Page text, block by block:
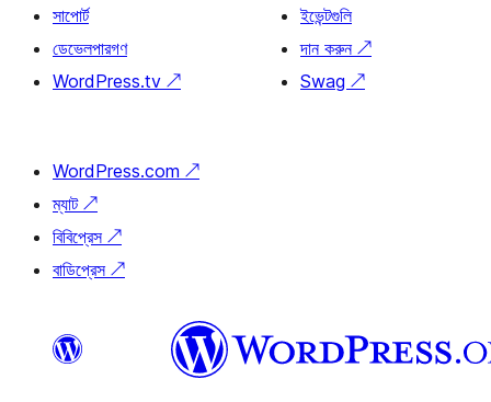
সাপোর্ট
ডেভেলপারগণ
WordPress.tv ↗
ইভেন্টগুলি
দান করুন ↗
Swag ↗
WordPress.com ↗
ম্যাট ↗
বিবিপ্রেস ↗
বাডিপ্রেস ↗